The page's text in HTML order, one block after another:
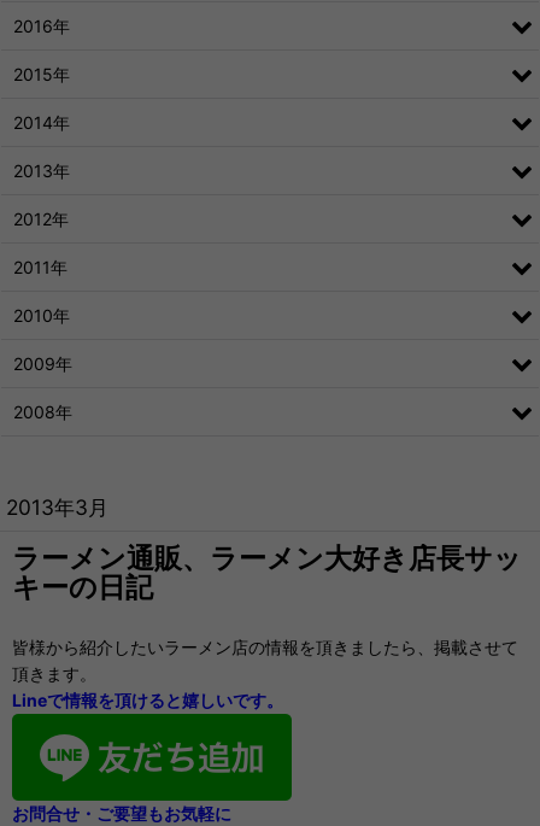
2013年3月
ラーメン通販、ラーメン大好き店長サッ
キーの日記
皆様から紹介したいラーメン店の情報を頂きましたら、掲載させて
頂きます。
Lineで情報を頂けると嬉しいです。
お問合せ・ご要望もお気軽に
2016年
2015年
2014年
2013年
2012年
2011年
2010年
2009年
2008年